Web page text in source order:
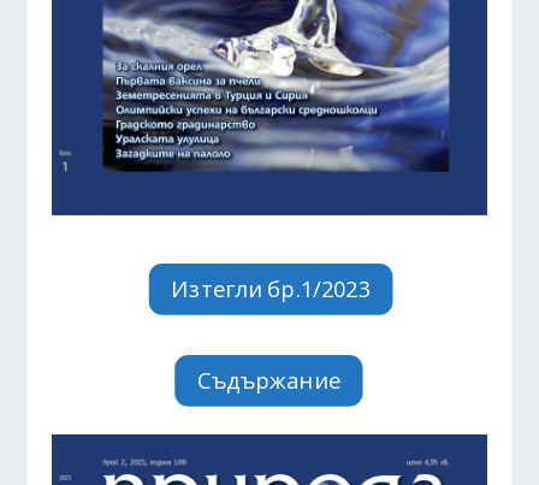
Изтегли бр.1/2023
Съдържание